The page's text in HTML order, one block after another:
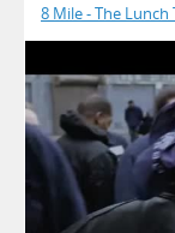
8 Mile - The Lunch